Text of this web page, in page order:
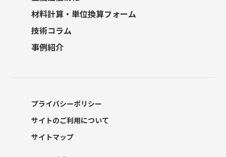
材料計算・単位換算フォーム
技術コラム
事例紹介
プライバシーポリシー
サイトのご利用について
サイトマップ